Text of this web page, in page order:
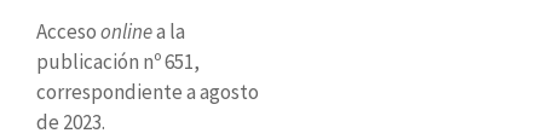
Accesoonlinea la
publicación nº 651,
correspondiente a agosto
de 2023.